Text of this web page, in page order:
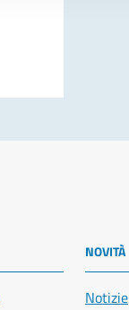
NOVITÀ
Notizie